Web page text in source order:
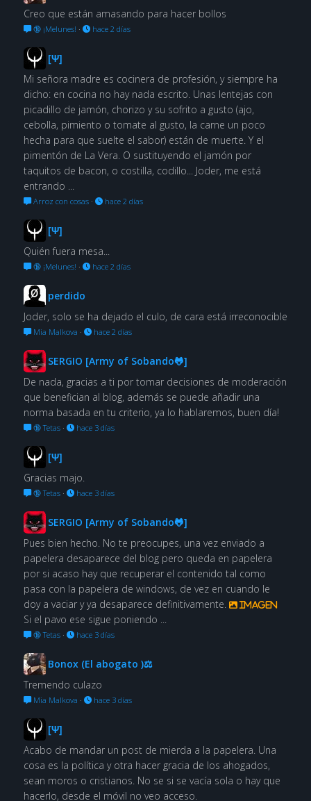
Creo que están amasando para hacer bollos
🔞 ¡Melunes! · hace 2 días
[Ψ]
Mi señora madre es cocinera de profesión, y siempre ha
dicho: en cocina no hay nada escrito. Unas lentejas con
picadillo de jamón, chorizo y su sofrito a gusto (ajo,
cebolla, pimiento o tomate al gusto, la carne un poco
hecha para que suelte el sabor) están de muerte. Y el
pimentón de La Vera. O sustituyendo el jamón por
taquitos de bacon, o costilla, codillo... Joder, me está
entrando ...
Arroz con cosas· hace 2 días
[Ψ]
Quién fuera mesa...
🔞 ¡Melunes! · hace 2 días
perdido
Joder, solo se ha dejado el culo, de cara está irreconocible
Mia Malkova · hace 2 días
SERGIO [Army of Sobando🐸]
De nada, gracias a ti por tomar decisiones de moderación
que benefician al blog, además se puede añadir una
norma basada en tu criterio, ya lo hablaremos, buen día!
🔞 Tetas· hace 3 días
[Ψ]
Gracias majo.
🔞 Tetas· hace 3 días
SERGIO [Army of Sobando🐸]
Pues bien hecho. No te preocupes, una vez enviado a
papelera desaparece del blog pero queda en papelera
por si acaso hay que recuperar el contenido tal como
pasa con la papelera de windows, de vez en cuando le
doy a vaciar y ya desaparece definitivamente.
Imagen
Si el pavo ese sigue poniendo ...
🔞 Tetas· hace 3 días
Bonox (El abogato )⚖
Tremendo culazo
Mia Malkova · hace 3 días
[Ψ]
Acabo de mandar un post de mierda a la papelera. Una
cosa es la política y otra hacer gracia de los ahogados,
sean moros o cristianos. No se si se vacía sola o hay que
hacerlo, desde el móvil no veo acceso.